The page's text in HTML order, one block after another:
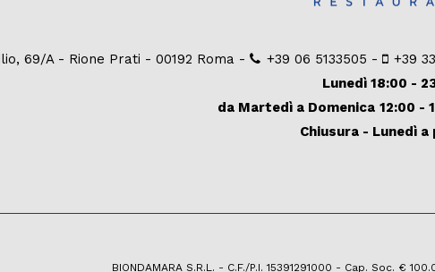
69/A - Rione Prati - 00192 Roma - +39 06 5133505 - +39
Lunedì 18:00 -
da Martedì a Domenica 12:00 -
Chiusura - Lunedì a
BIONDAMARA S.R.L. - C.F./P.I. 15391291000 - Cap. Soc. €